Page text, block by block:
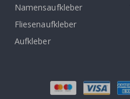
Namensaufkleber
Fliesenaufkleber
Aufkleber